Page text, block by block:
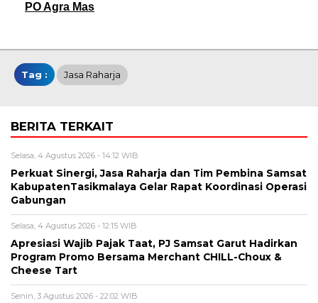
PO Agra Mas
Tag : Jasa Raharja
BERITA TERKAIT
Selasa, 4 Agustus 2026 - 14:12 WIB
Perkuat Sinergi, Jasa Raharja dan Tim Pembina Samsat
KabupatenTasikmalaya Gelar Rapat Koordinasi Operasi
Gabungan
Selasa, 4 Agustus 2026 - 12:15 WIB
Apresiasi Wajib Pajak Taat, PJ Samsat Garut Hadirkan
Program Promo Bersama Merchant CHILL-Choux &
Cheese Tart
Senin, 3 Agustus 2026 - 22:02 WIB